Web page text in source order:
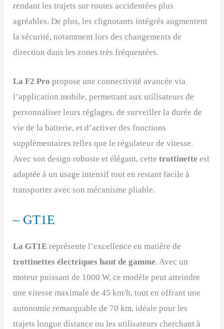
rendant les trajets sur routes accidentées plus
agréables. De plus, les clignotants intégrés augmentent
la sécurité, notamment lors des changements de
direction dans les zones très fréquentées.
La F2 Pro propose une connectivité avancée via
l’application mobile, permettant aux utilisateurs de
personnaliser leurs réglages, de surveiller la durée de
vie de la batterie, et d’activer des fonctions
supplémentaires telles que le régulateur de vitesse.
Avec son design robuste et élégant, cettetrottinetteest
adaptée à un usage intensif tout en restant facile à
transporter avec son mécanisme pliable.
– GT1E
La GT1E représente l’excellence en matière de
trottinettes électriques haut de gamme. Avec un
moteur puissant de 1000 W, ce modèle peut atteindre
une vitesse maximale de 45 km/h, tout en offrant une
autonomie remarquable de 70 km, idéale pour les
trajets longue distance ou les utilisateurs cherchant à